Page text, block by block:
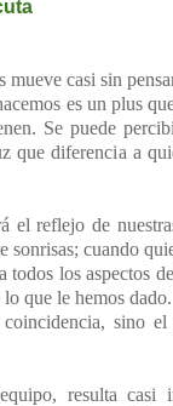
casi sin
es un plus
Se puede
que diferencia a
el reflejo de
sonrisas; cuando
todos los aspectos
que le hemos dado.
sino
resulta casi